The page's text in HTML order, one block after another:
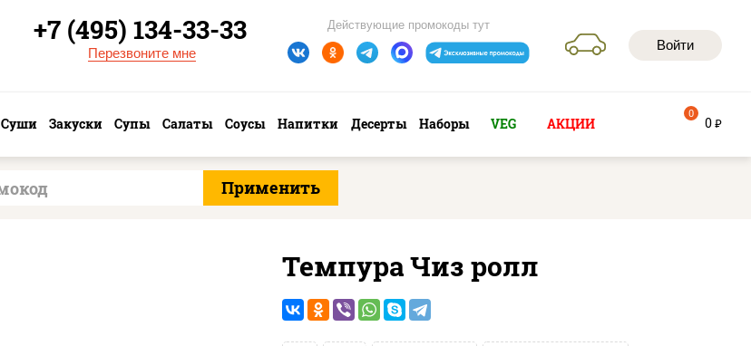
Войти
Действующие промокоды тут
+7 (495) 134-33-33
Перезвоните мне
Суши Закуски Супы Салаты Соусы Напитки Десерты Наборы VEG АКЦИИ 0 руб
0
Темпура Чиз ролл